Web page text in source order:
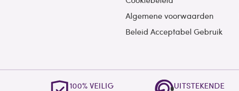
Algemene voorwaarden
Beleid Acceptabel Gebruik
100% VEILIG UITSTEKENDE